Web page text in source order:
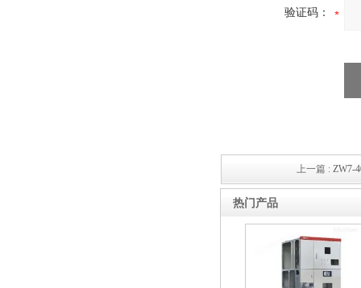
验证码：
上一篇 : ZW7-
热门产品